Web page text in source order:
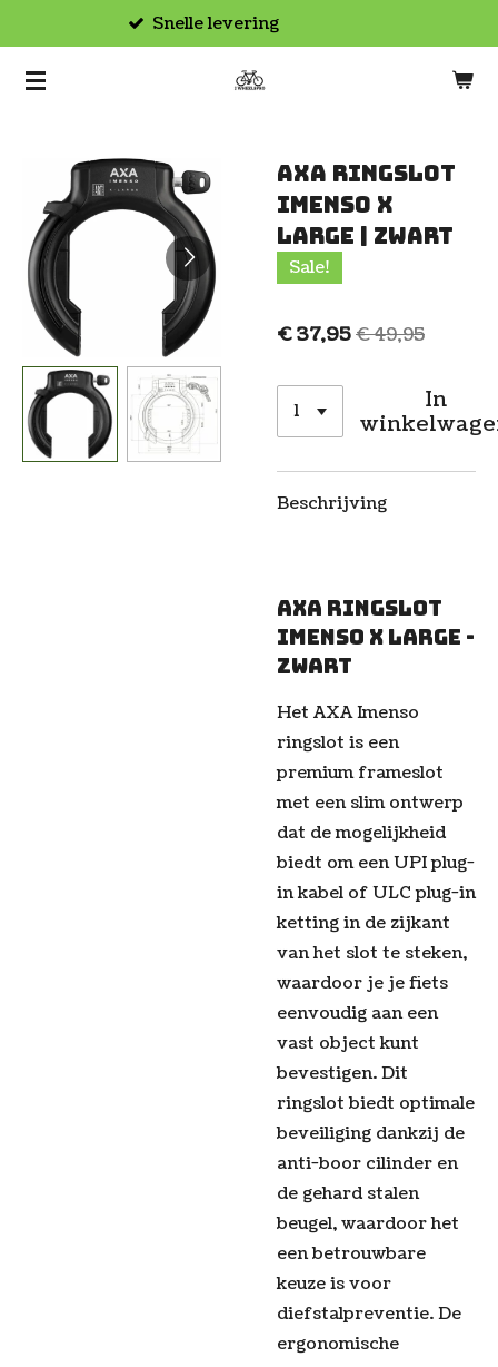
naar
Afhalen in de winkel
AXA Ringslot
Imenso X
Large | Zwart
Sale!
€ 37,95€ 49,95
In
Beschrijving
AXA ringslot
Imenso X Large -
zwart
Het AXA Imenso
ringslot is een
premium frameslot
met een slim ontwerp
dat de mogelijkheid
biedt om een UPI plug-
in kabel of ULC plug-in
ketting in de zijkant
van het slot te steken,
waardoor je je fiets
eenvoudig aan een
vast object kunt
bevestigen. Dit
ringslot biedt optimale
beveiliging dankzij de
anti-boor cilinder en
de gehard stalen
beugel, waardoor het
een betrouwbare
keuze is voor
diefstalpreventie. De
ergonomische